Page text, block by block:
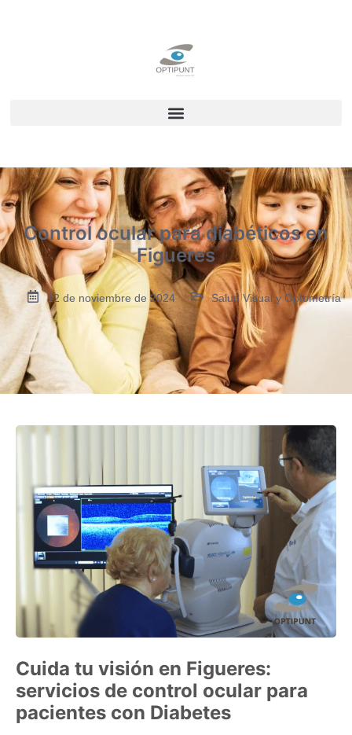
Control ocular para diabéticos en
Figueres
12 de noviembre de 2024 Salud Visual y Optometría
Cuida tu visión en Figueres:
servicios de control ocular para
pacientes con Diabetes